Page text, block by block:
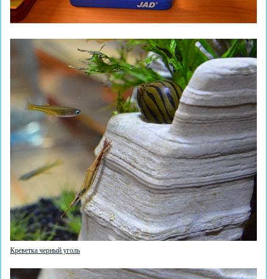
Креветка черный уголь